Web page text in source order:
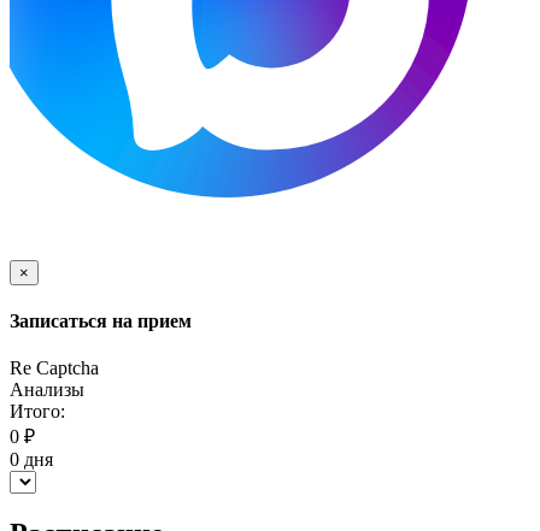
×
Записаться на прием
Re Captcha
Анализы
Итого:
0 ₽
0 дня